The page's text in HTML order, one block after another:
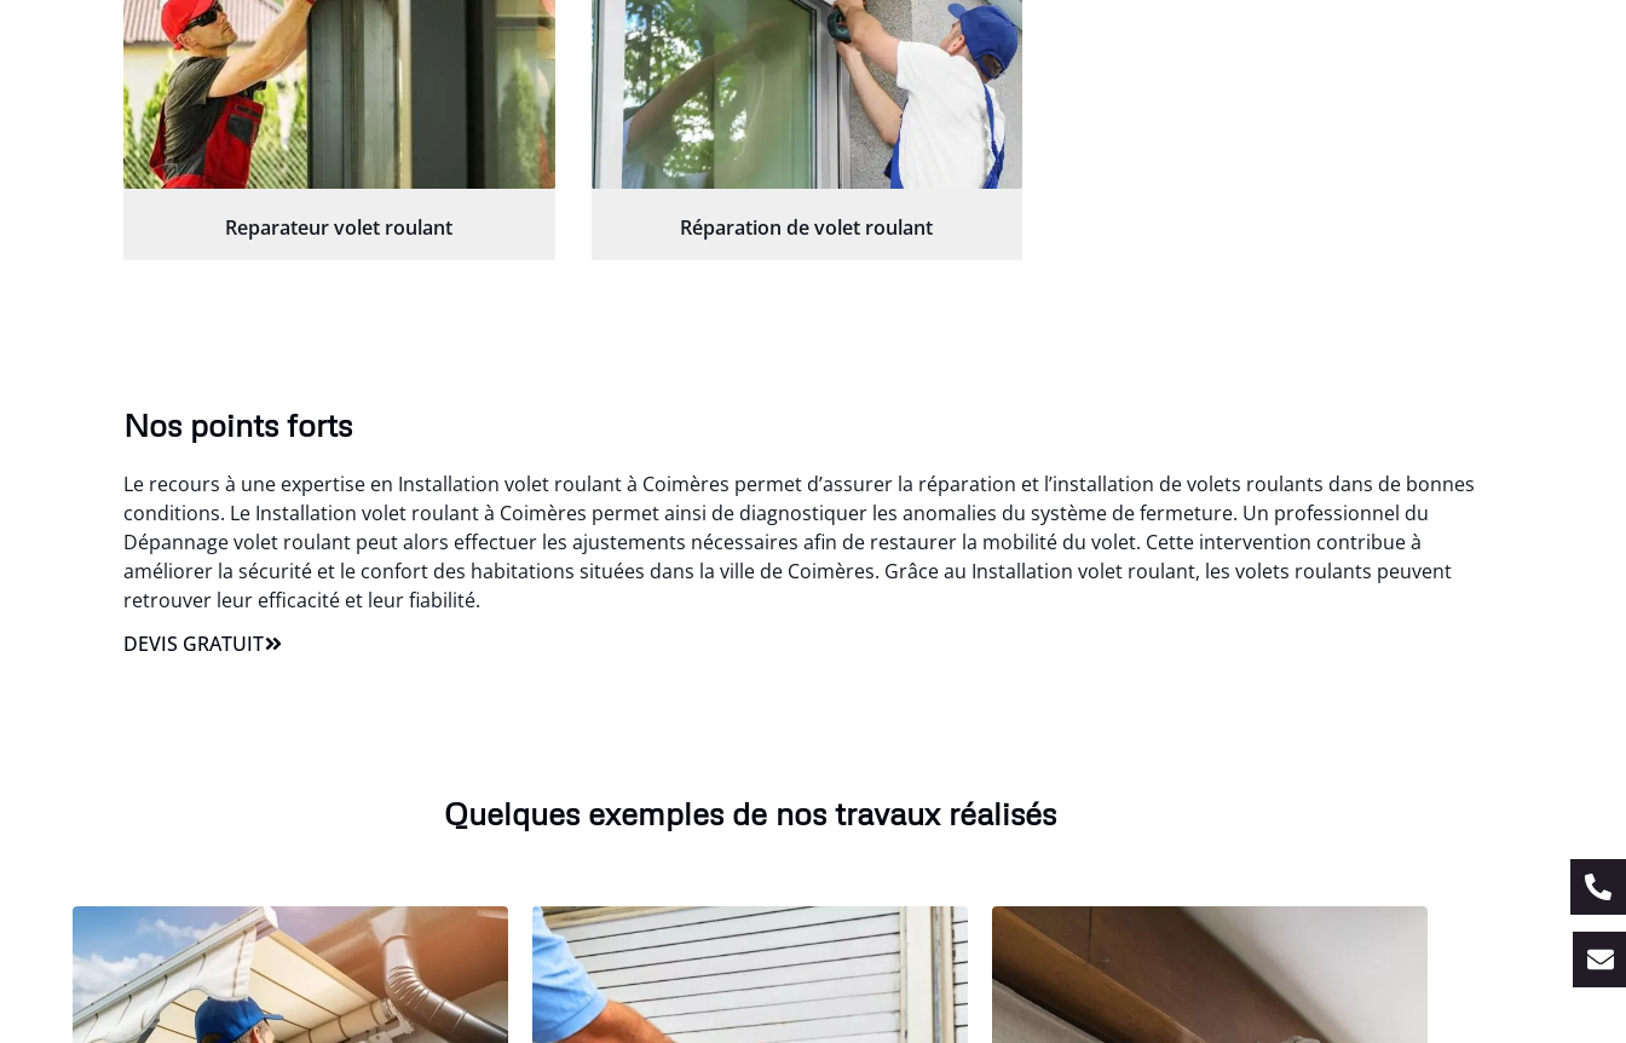
Reparateur volet roulant Réparation de volet roulant
Nos points forts
Le recours à une expertise en Installation volet roulant à Coimères permet d’assurer la réparation et l’installation de volets roulants dans de bonnes
conditions. Le Installation volet roulant à Coimères permet ainsi de diagnostiquer les anomalies du système de fermeture. Un professionnel du
Dépannage volet roulant peut alors effectuer les ajustements nécessaires afin de restaurer la mobilité du volet. Cette intervention contribue à
améliorer la sécurité et le confort des habitations situées dans la ville de Coimères. Grâce au Installation volet roulant, les volets roulants peuvent
retrouver leur efficacité et leur fiabilité.
DEVIS GRATUIT
Quelques exemples de nos travaux réalisés